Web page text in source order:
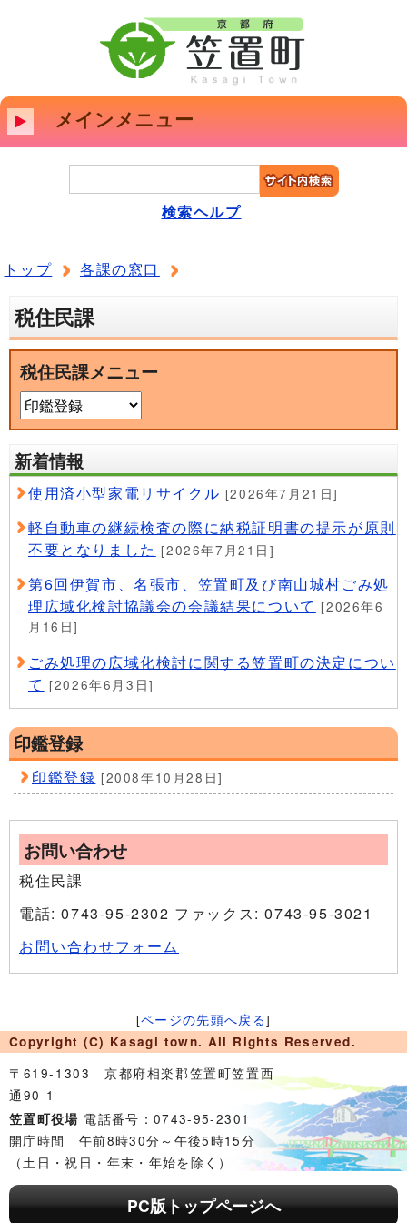
メインメニュー
検索ヘルプ
トップ 各課の窓口
税住民課
税住民課メニュー
新着情報
使用済小型家電リサイクル [2026年7月21日]
軽自動車の継続検査の際に納税証明書の提示が原則
不要となりました [2026年7月21日]
第6回伊賀市、名張市、笠置町及び南山城村ごみ処
理広域化検討協議会の会議結果について [2026年6
月16日]
ごみ処理の広域化検討に関する笠置町の決定につい
て [2026年6月3日]
印鑑登録
印鑑登録 [2008年10月28日]
お問い合わせ
税住民課
電話: 0743-95-2302 ファックス: 0743-95-3021
お問い合わせフォーム
[ページの先頭へ戻る]
Copyright (C) Kasagi town. All Rights Reserved.
〒619-1303 京都府相楽郡笠置町笠置西
通90-1
笠置町役場 電話番号：0743-95-2301
開庁時間 午前8時30分～午後5時15分
（土日・祝日・年末・年始を除く）
PC版トップページへ